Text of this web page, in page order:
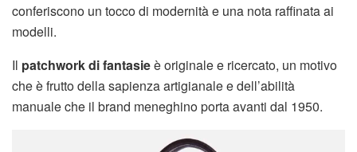
conferiscono un tocco di modernità e una nota raffinata ai
modelli.
Il patchwork di fantasieè originale e ricercato, un motivo
che è frutto della sapienza artigianale e dell’abilità
manuale che il brand meneghino porta avanti dal 1950.